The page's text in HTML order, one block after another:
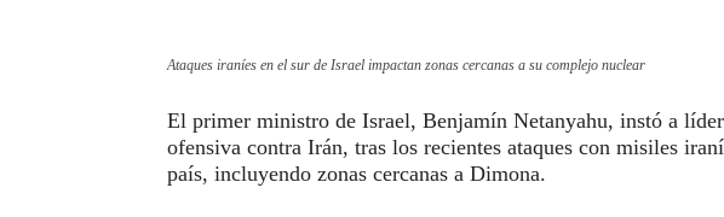
Ataques iraníes en el sur de Israel impactan zonas cercanas a su complejo nuclear
El primer ministro de Israel, Benjamín Netanyahu, instó a
ofensiva contra Irán, tras los recientes ataques con misiles
país, incluyendo zonas cercanas a Dimona.